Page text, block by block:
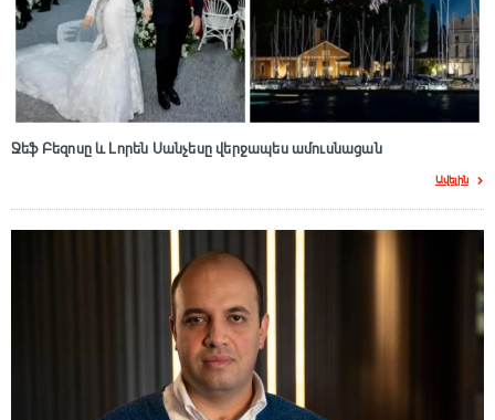
Ջեֆ Բեզոսը և Լորեն Սանչեսը վերջապես ամուսնացան
Ավելին